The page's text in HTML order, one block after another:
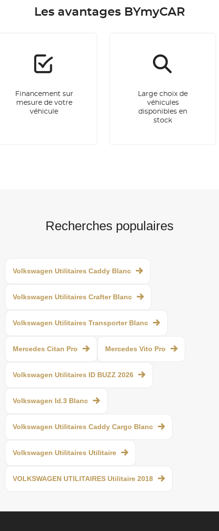
Les avantages BYmyCAR
Financement sur
mesure de votre
véhicule
Large choix de
véhicules
disponibles en
stock
Recherches populaires
Volkswagen Utilitaires Caddy Blanc
Volkswagen Utilitaires Crafter Blanc
Volkswagen Utilitaires Transporter Blanc
Mercedes Citan Pro Mercedes Vito Pro
Volkswagen Utilitaires ID BUZZ 2026
Volkswagen Id.3 Blanc
Volkswagen Utilitaires Caddy Cargo Blanc
Volkswagen Utilitaires Utilitaire
VOLKSWAGEN UTILITAIRES Utilitaire 2018